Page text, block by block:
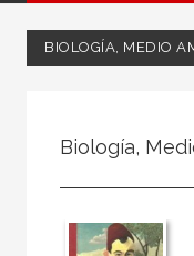
BIOLOGÍA, MEDIO
Ciencias naturales y
Biología, Medio
Biología,